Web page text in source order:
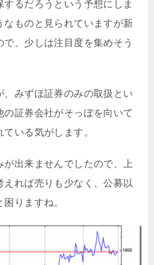
るだろうという予想にしま
なものと見られていますが新
、少しは注目度を集めそう
みずほ証券のみの取扱とい
の証券会社がそっぽを向いて
いる気がします。
出来ませんでしたので、上
れば売りも少なく、公募以
困りますね。